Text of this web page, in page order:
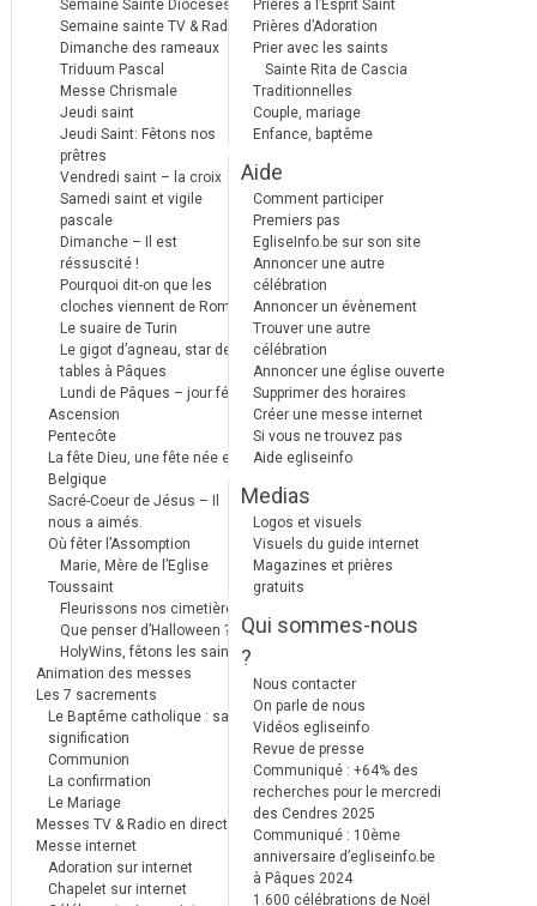
Semaine Sainte Diocèses
Semaine sainte TV & Radio
Dimanche des rameaux
Triduum Pascal
Messe Chrismale
Jeudi saint
Jeudi Saint: Fêtons nos
prêtres
Vendredi saint – la croix
Samedi saint et vigile
pascale
Dimanche – Il est
réssuscité !
Pourquoi dit-on que les
cloches viennent de Rome ?
Le suaire de Turin
Le gigot d’agneau, star des
tables à Pâques
Lundi de Pâques – jour férié
Ascension
Pentecôte
La fête Dieu, une fête née en
Belgique
Sacré-Coeur de Jésus – Il
nous a aimés.
Où fêter l’Assomption
Marie, Mère de l’Eglise
Toussaint
Fleurissons nos cimetières
Que penser d’Halloween ?
HolyWins, fêtons les saints !
Animation des messes
Les 7 sacrements
Le Baptême catholique : sa
signification
Communion
La confirmation
Le Mariage
Messes TV & Radio en direct
Messe internet
Adoration sur internet
Chapelet sur internet
Prières à l’Esprit Saint
Prières d’Adoration
Prier avec les saints
Sainte Rita de Cascia
Traditionnelles
Couple, mariage
Enfance, baptême
Aide
Comment participer
Premiers pas
EgliseInfo.be sur son site
Annoncer une autre
célébration
Annoncer un évènement
Trouver une autre
célébration
Annoncer une église ouverte
Supprimer des horaires
Créer une messe internet
Si vous ne trouvez pas
Aide egliseinfo
Medias
Logos et visuels
Visuels du guide internet
Magazines et prières
gratuits
Qui sommes-nous
?
Nous contacter
On parle de nous
Vidéos egliseinfo
Revue de presse
Communiqué : +64% des
recherches pour le mercredi
des Cendres 2025
Communiqué : 10ème
anniversaire d’egliseinfo.be
à Pâques 2024
1.600 célébrations de Noël